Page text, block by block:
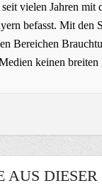
vielen Jahren mit
befasst. Mit den
Bereichen
keinen